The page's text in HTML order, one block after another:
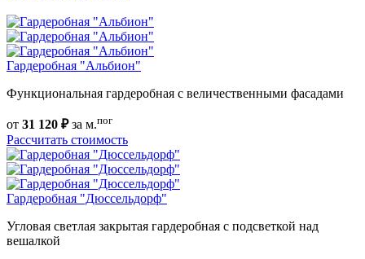
Гардеробная "Альбион"
Функциональная гардеробная с величественными фасадами
от 31 120 ₽за м.пог
Рассчитать стоимость
Гардеробная "Дюссельдорф"
Угловая светлая закрытая гардеробная с подсветкой над
вешалкой